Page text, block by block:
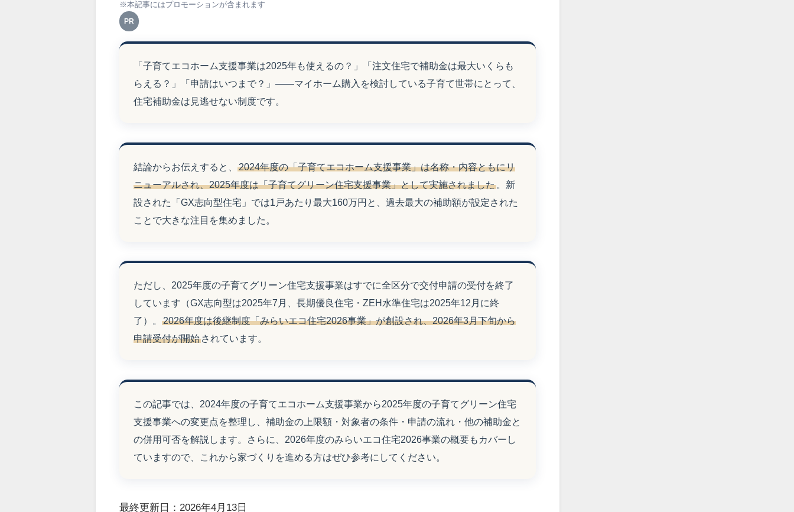
※本記事にはプロモーションが含まれます
PR
「子育てエコホーム支援事業は2025年も使えるの？」「注文住宅で補助金は最大いくらも
らえる？」「申請はいつまで？」――マイホーム購入を検討している子育て世帯にとって、
住宅補助金は見逃せない制度です。
結論からお伝えすると、2024年度の「子育てエコホーム支援事業」は名称・内容ともにリ
ニューアルされ、2025年度は「子育てグリーン住宅支援事業」として実施されました
。新
設された「GX志向型住宅」では1戸あたり最大160万円と、過去最大の補助額が設定された
ことで大きな注目を集めました。
ただし、2025年度の子育てグリーン住宅支援事業はすでに全区分で交付申請の受付を終了
しています（GX志向型は2025年7月、長期優良住宅・ZEH水準住宅は2025年12月に終
了）。2026年度は後継制度「みらいエコ住宅2026事業」が創設され、2026年3月下旬から
申請受付が開始 されています。
この記事では、2024年度の子育てエコホーム支援事業から2025年度の子育てグリーン住宅
支援事業への変更点を整理し、補助金の上限額・対象者の条件・申請の流れ・他の補助金と
の併用可否を解説します。さらに、2026年度のみらいエコ住宅2026事業の概要もカバーし
ていますので、これから家づくりを進める方はぜひ参考にしてください。
最終更新日：2026年4月13日